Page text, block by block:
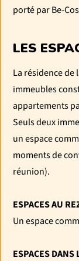
porté par Be-
LES
La résidence
immeubles
appartements
Seuls deux
un espace
moments de
réunion).
ESPACES AU
Un espace
ESPACES DANS